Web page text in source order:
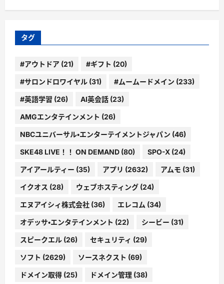
ゴ
ー
タグ
#アウトドア (21) #ギフト (20)
#サロンドロワイヤル (31) #ムームードメイン (233)
#英語学習 (26) AI英会話 (23)
AMGエンタテインメント (26)
NBCユニバーサル・エンターテイメントジャパン (46)
SKE48 LIVE！！ ON DEMAND (80) SPO-X (24)
アイアールティー (35) アプリ (2632) アムモ (31)
イクオス (28) ウェブホスティング (24)
エヌアイシィ株式会社 (36) エレコム (34)
オデッサ・エンタテインメント (22) シービー (31)
スピークエル (26) セキュリティ (29)
ソフト (2629) ソースネクスト (69)
ドメイン取得 (25) ドメイン管理 (38)